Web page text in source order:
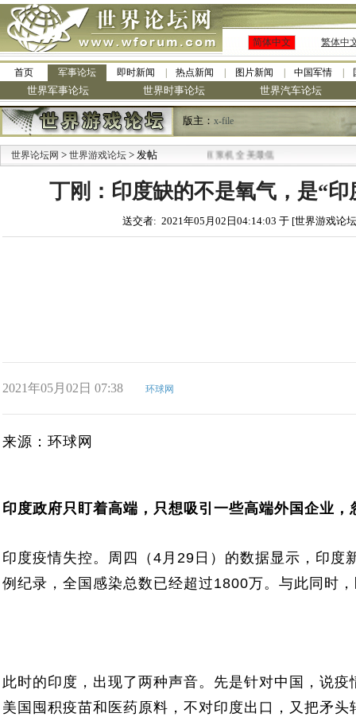
简体中文 繁体中
首页 军事论坛 即时新闻 热点新闻 图片新闻 中国军情
世界军事论坛 世界时事论坛 世界汽车论坛
版主： x-file
世界论坛网 > 世界游戏论坛 > 发帖
·九阳全新免清洗型豆浆机 全美最低
丁刚：印度缺的不是氧气，是“印
送交者: 2021年05月02日04:14:03 于 [世界游戏论
2021年05月02日 07:38 环球网
来源：环球网
印度政府只盯着高端，只想吸引一些高端外国企业
印度疫情失控。周四（4月29日）的数据显示，印
例纪录，全国感染总数已经超过1800万。与此同时
此时的印度，出现了两种声音。先是针对中国，说
美国囤积疫苗和医药原料，不对印度出口，又把矛